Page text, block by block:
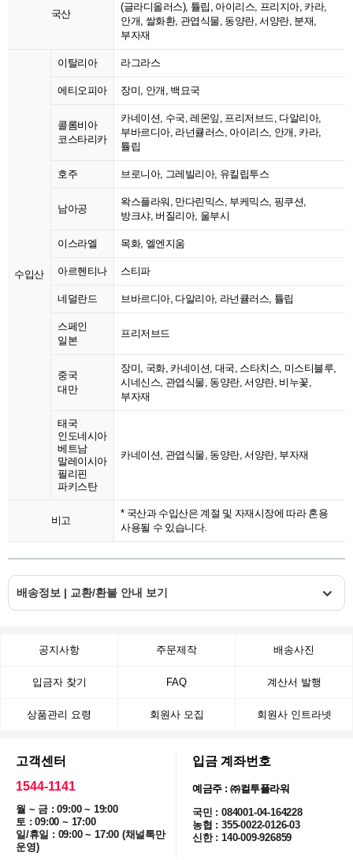
국산
(글라디올러스), 튤립, 아이리스, 프리지아, 카라,
안개, 쌀화환, 관엽식물, 동양란, 서양란, 분재,
부자재
수입산
이탈리아 라그라스
에티오피아 장미, 안개, 백묘국
콜롬비아
코스타리카
카네이션, 수국, 레몬잎, 프리저브드, 다알리아,
부바르디아, 라넌큘러스, 아이리스, 안개, 카라,
튤립
호주 브로니아, 그레빌리아, 유킬립투스
남아공
왁스플라워, 만다린믹스, 부케믹스, 핑쿠션,
방크샤, 버질리아, 울부시
이스라엘 목화, 엘엔지움
아르헨티나 스티파
네덜란드 브바르디아, 다알리아, 라넌큘러스, 튤립
스페인
일본
프리저브드
중국
대만
장미, 국화, 카네이션, 대국, 스타치스, 미스티블루,
시네신스, 관엽식물, 동양란, 서양란, 비누꽃,
부자재
태국
인도네시아
베트남
말레이시아
필리핀
파키스탄
카네이션, 관엽식물, 동양란, 서양란, 부자재
비고
* 국산과 수입산은 계절 및 자재시장에 따라 혼용
사용될 수 있습니다.
배송정보 | 교환/환불 안내 보기
공지사항 주문제작 배송사진
입금자 찾기 FAQ 계산서 발행
상품관리 요령 회원사 모집 회원사 인트라넷
고객센터
1544-1141
월 ~ 금 : 09:00 ~ 19:00
토 : 09:00 ~ 17:00
일/휴일 : 09:00 ~ 17:00 (채널톡만
운영)
입금 계좌번호
예금주 : ㈜컬투플라워
국민 : 084001-04-164228
농협 : 355-0022-0126-03
신한 : 140-009-926859